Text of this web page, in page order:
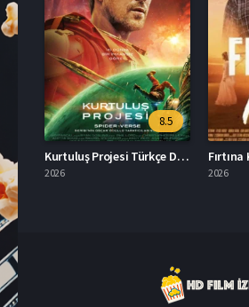
8.5
Kurtuluş Projesi Türkçe Dublaj İzle
2026
Fırtına
2026